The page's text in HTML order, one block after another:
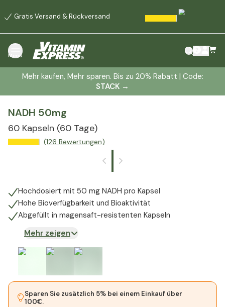
Gratis Versand & Rückversand
Menü
Mehr kaufen, Mehr sparen. Bis zu 20% Rabatt | Code:
STACK →
NADH 50mg
60 Kapseln (60 Tage)
(126 Bewertungen)
Hochdosiert mit 50 mg NADH pro Kapsel
Hohe Bioverfügbarkeit und Bioaktivität
Abgefüllt in magensaft-resistenten Kapseln
Mehr zeigen
Sparen Sie zusätzlich 5% bei einem Einkauf über
100€.